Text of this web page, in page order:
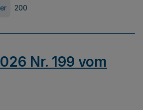
200
Nr. 199 vom